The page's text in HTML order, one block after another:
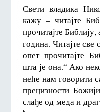
Свети владика
кажу – читајте
прочитајте Библију,
година. Читајте
опет прочитајте
шта је она.“ Ако
неће нам говорити
прецизности
слађе од меда и